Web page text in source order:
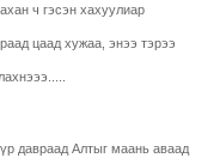
ч гэсэн хахуулиар
цаад хужаа, энээ тэрээ
давраад Алтыг маань аваад